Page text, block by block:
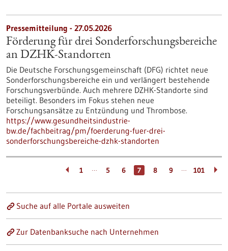
Pressemitteilung - 27.05.2026
Förderung für drei Sonderforschungsbereiche
an DZHK-Standorten
Die Deutsche Forschungsgemeinschaft (DFG) richtet neue
Sonderforschungsbereiche ein und verlängert bestehende
Forschungsverbünde. Auch mehrere DZHK-Standorte sind
beteiligt. Besonders im Fokus stehen neue
Forschungsansätze zu Entzündung und Thrombose.
https://www.gesundheitsindustrie-
bw.de/fachbeitrag/pm/foerderung-fuer-drei-
sonderforschungsbereiche-dzhk-standorten
1 … 5 6 7 8 9 … 101
Suche auf alle Portale ausweiten
Zur Datenbanksuche nach Unternehmen